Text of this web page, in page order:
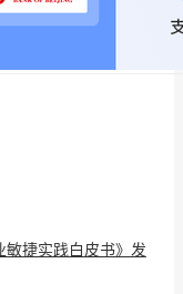
敏捷实践白皮书》发